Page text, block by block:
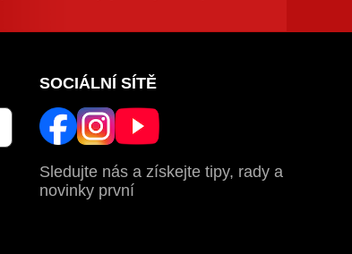
SOCIÁLNÍ SÍTĚ
Sledujte nás a získejte tipy, rady a
novinky první